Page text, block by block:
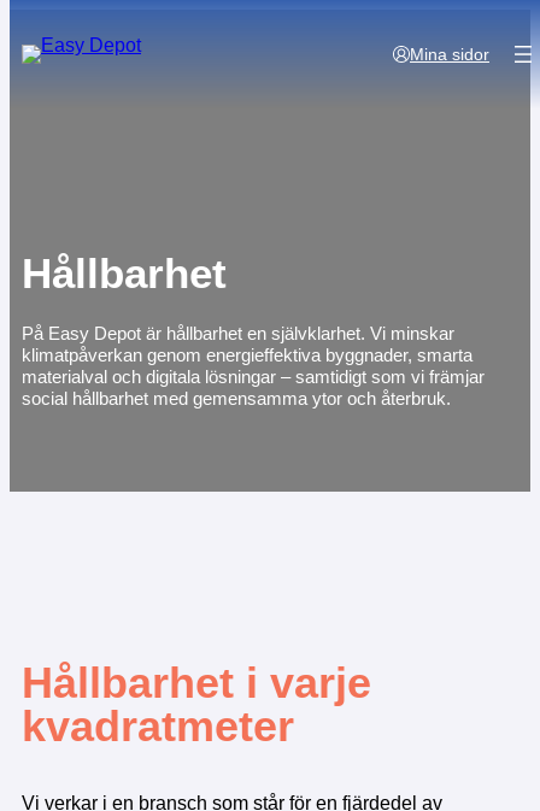
Mina sidor
Hållbarhet
På Easy Depot är hållbarhet en självklarhet. Vi minskar
klimatpåverkan genom energieffektiva byggnader, smarta
materialval och digitala lösningar – samtidigt som vi främjar
social hållbarhet med gemensamma ytor och återbruk.
Hållbarhet i varje
kvadratmeter
Vi verkar i en bransch som står för en fjärdedel av